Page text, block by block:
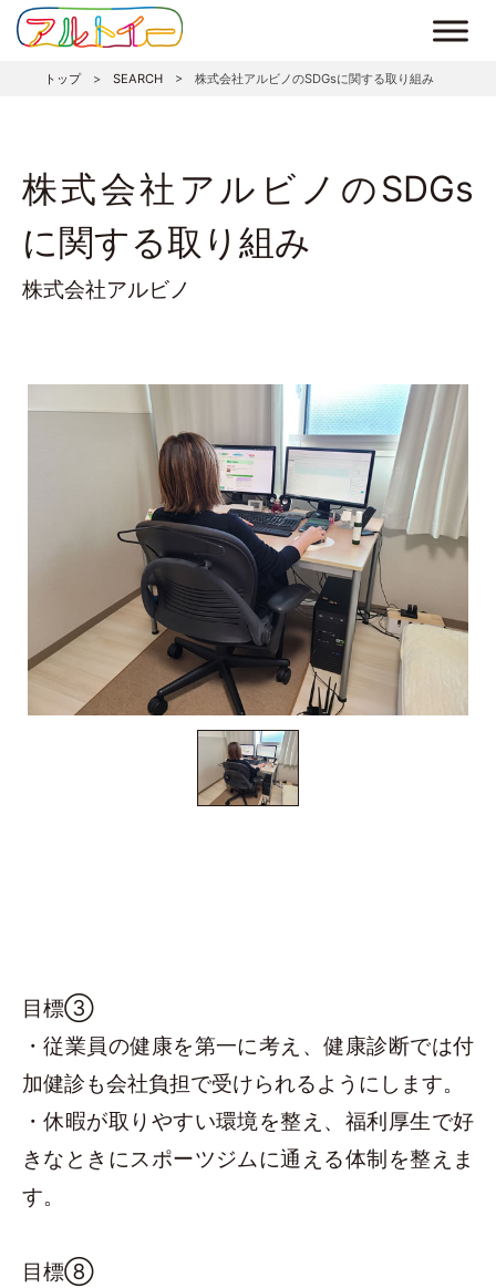
トップ> SEARCH > 株式会社アルビノのSDGsに関する取り組み
株式会社アルビノのSDGs
に関する取り組み
株式会社アルビノ
目標③
・従業員の健康を第一に考え、健康診断では付
加健診も会社負担で受けられるようにします。
・休暇が取りやすい環境を整え、福利厚生で好
きなときにスポーツジムに通える体制を整えま
す。
目標⑧